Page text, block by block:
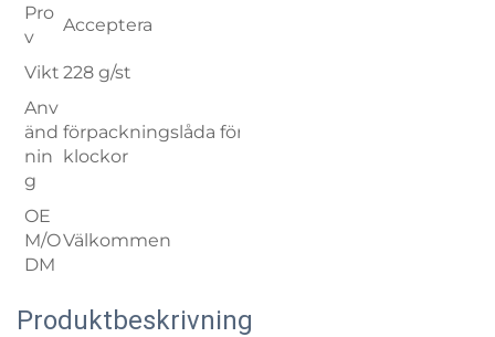
Pro
v
Acceptera
Vikt 228 g/st
Anv
änd
nin
g
förpackningslåda för
klockor
OE
M/O
DM
Välkommen
Produktbeskrivning